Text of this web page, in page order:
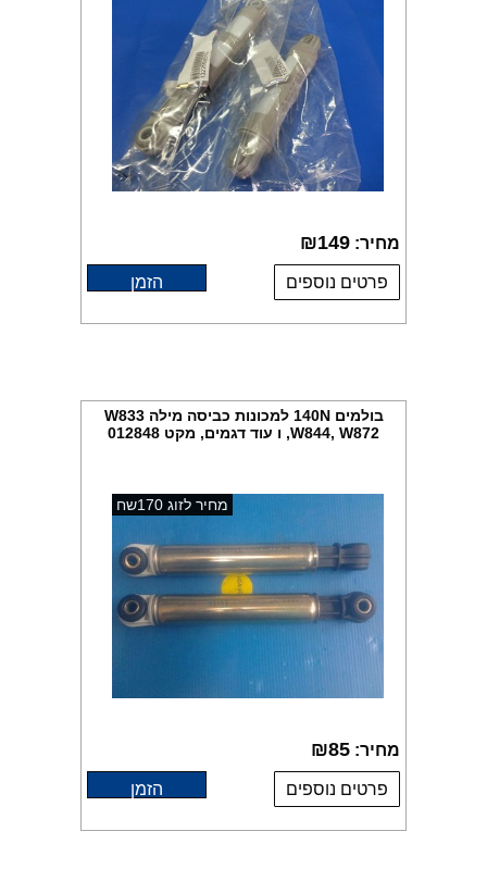
מחיר: ₪149
פרטים נוספים הזמן
בולמים 140N למכונות כביסה מילה W833
,W844, W872 ו עוד דגמים, מקט 012848
מחיר לזוג 170שח
מחיר: ₪85
פרטים נוספים הזמן